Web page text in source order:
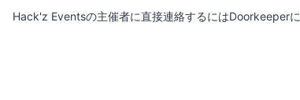
Hack'z Eventsの主催者に直接連絡するにはDoorkeeperに